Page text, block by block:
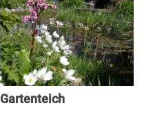
Gartenteich